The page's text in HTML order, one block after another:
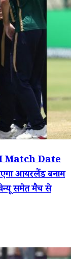
Match Date
आयरलैंड बनाम
समेत मैच से